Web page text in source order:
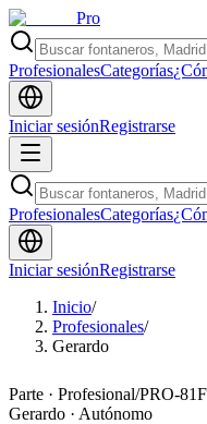
Pro
ProfesionalesCategorías
Iniciar sesiónRegistrarse
ProfesionalesCategorías
Iniciar sesiónRegistrarse
Inicio/
Profesionales/
Gerardo
Parte · Profesional/PRO-
Gerardo · Autónomo